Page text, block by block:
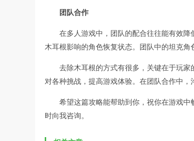
团队合作
在多人游戏中，团队的配合往往能有效
木耳根影响的角色恢复状态。团队中的坦克角
去除木耳根的方式有很多，关键在于玩
对各种挑战，提高游戏体验。在团队合作中，
希望这篇攻略能帮助到你，祝你在游戏
时向我咨询。